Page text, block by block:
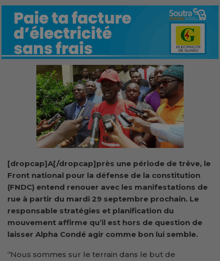
[dropcap]A[/dropcap]près une période de trêve, le
Front national pour la défense de la constitution
(FNDC) entend renouer avec les manifestations de
rue à partir du mardi 29 septembre prochain. Le
responsable stratégies et planification du
mouvement affirme qu’il est hors de question de
laisser Alpha Condé agir comme bon lui semble.
‘’Nous sommes sur le terrain dans le but de